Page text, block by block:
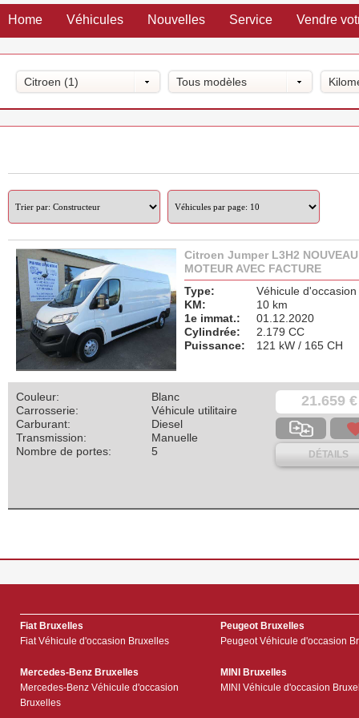
Home Véhicules Nouvelles Service Vendre
Citroen (1) Tous modèles
Citroen Jumper L3H2 NOUVEAU
MOTEUR AVEC FACTURE
Type:
Véhicule d'occasion
KM:
10 km
1e immat.:
01.12.2020
Cylindrée:
2.179 CC
Puissance:
121 kW / 165 CH
21.659 €
DÉTAILS
Couleur:
Blanc
Carrosserie:
Véhicule utilitaire
Carburant:
Diesel
Transmission:
Manuelle
Nombre de portes:
5
Fiat Bruxelles
Fiat Véhicule d'occasion Bruxelles
Peugeot Bruxelles
Peugeot Véhicule d'occasion
Mercedes-Benz Bruxelles
Mercedes-Benz Véhicule d'occasion
Bruxelles
MINI Bruxelles
MINI Véhicule d'occasion